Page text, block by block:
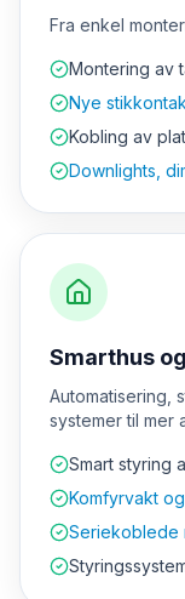
Fra enkel
Montering av
Nye
Kobling av
Downlights,
Smarthus
Automatisering,
systemer til mer
Smart styring
Komfyrvakt
Seriekoblede